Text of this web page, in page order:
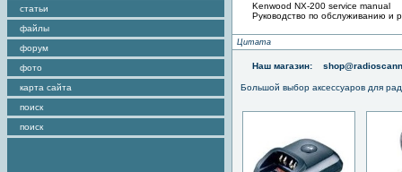
статьи
файлы
форум
фото
карта сайта
поиск
поиск
Kenwood NX-200 service manual
Руководство по обслуживанию и
Цитата
Наш магазин:
Большой выбор аксессуаров для